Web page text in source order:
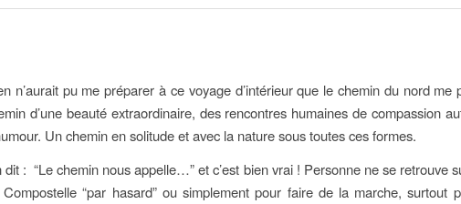
n’aurait pu me préparer à ce voyage d’intérieur que le chemin du nord me
d’une beauté extraordinaire, des rencontres humaines de compassion
Un chemin en solitude et avec la nature sous toutes ces formes.
dit : “Le chemin nous appelle…” et c’est bien vrai ! Personne ne se retrouve
“par hasard” ou simplement pour faire de la marche, surtout